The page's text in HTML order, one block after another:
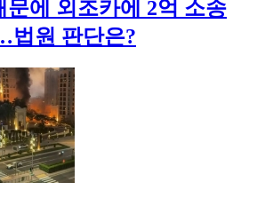
문에 외조카에 2억 소송
법원 판단은?